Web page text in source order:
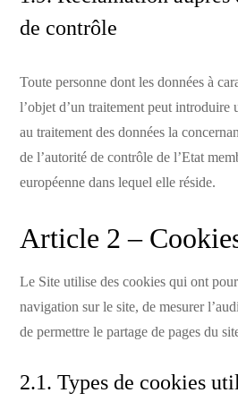
de contrôle
Toute personne dont les données à
l’objet d’un traitement peut introduire
au traitement des données la
de l’autorité de contrôle de l’Etat
européenne dans lequel elle réside.
Article 2 –
Le Site utilise des cookies qui ont
navigation sur le site, de mesurer
de permettre le partage de pages du
2.1. Types de cookies